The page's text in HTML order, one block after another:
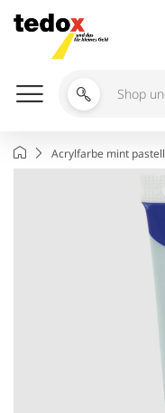
Inhalt
springen
Shop
Ratgeber
durchsuchen
StartseiteAcrylfarbe mint pastell